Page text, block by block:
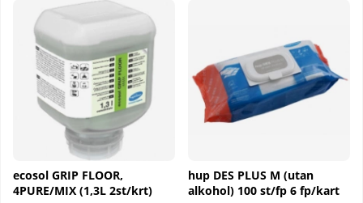
ecosol GRIP FLOOR,
4PURE/MIX (1,3L 2st/krt)
hup DES PLUS M (utan
alkohol) 100 st/fp 6 fp/kart